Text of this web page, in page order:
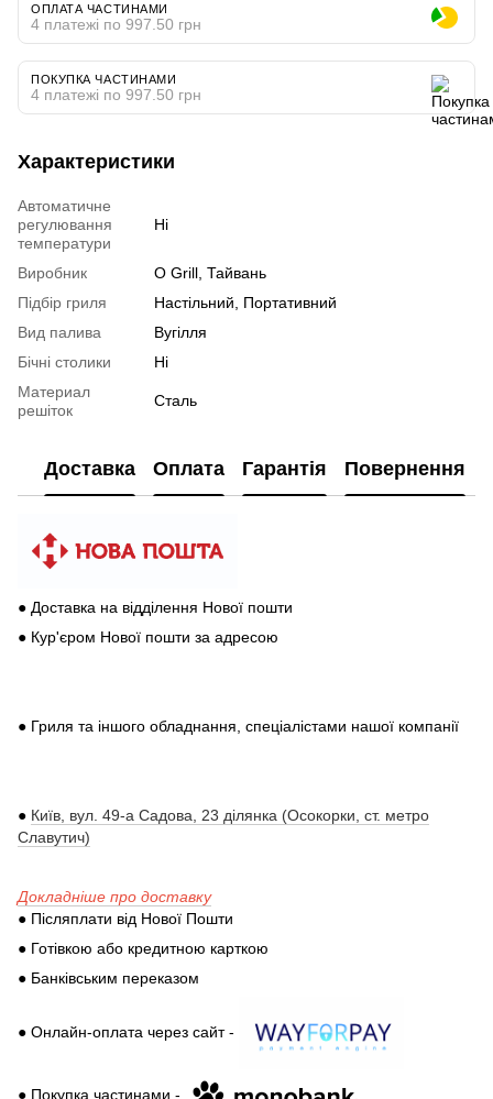
ОПЛАТА ЧАСТИНАМИ
4 платежі по 997.50 грн
ПОКУПКА ЧАСТИНАМИ
4 платежі по 997.50 грн
Характеристики
Автоматичне
регулювання
температури
Ні
Виробник
O Grill, Тайвань
Підбір гриля
Настільний, Портативний
Вид палива
Вугілля
Бічні столики
Ні
Материал
решіток
Сталь
Доставка Оплата Гарантія Повернення
● Доставка на відділення Нової пошти
● Кур'єром Нової пошти за адресою
● Гриля та іншого обладнання, спеціалістами нашої компанії
● Київ, вул. 49-а Садова, 23 ділянка (Осокорки, ст. метро
Славутич)
Докладніше про доставку
● Післяплати від Нової Пошти
● Готівкою або кредитною карткою
● Банківським переказом
● Онлайн-оплата через сайт -
● Покупка частинами - ,